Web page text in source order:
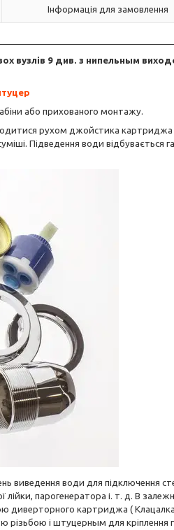
Інформація для замовлення
вузлів 9 див. з нипельным
або прихованого монтажу.
рухом джойстика
Підведення води відбувається
виведення води для підключення
парогенератора і. т. д. В
диверторного картриджа (
і штуцерным для кріплення